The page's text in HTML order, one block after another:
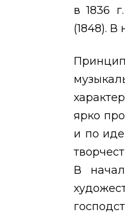
в 1836
(1848).
ярко
и по
В